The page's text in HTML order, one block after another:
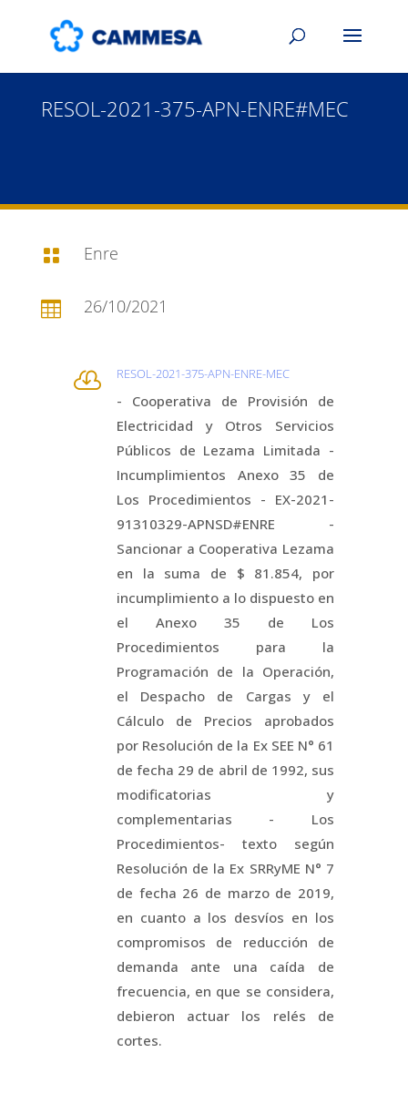
RESOL-2021-375-APN-ENRE#MEC
 Enre
 26/10/2021
 RESOL-2021-375-APN-ENRE-MEC
- Cooperativa de Provisión de
Electricidad y Otros Servicios
Públicos de Lezama Limitada -
Incumplimientos Anexo 35 de
Los Procedimientos - EX-2021-
91310329-APNSD#ENRE -
Sancionar a Cooperativa Lezama
en la suma de $ 81.854, por
incumplimiento a lo dispuesto en
el Anexo 35 de Los
Procedimientos para la
Programación de la Operación,
el Despacho de Cargas y el
Cálculo de Precios aprobados
por Resolución de la Ex SEE N° 61
de fecha 29 de abril de 1992, sus
modificatorias y
complementarias - Los
Procedimientos- texto según
Resolución de la Ex SRRyME N° 7
de fecha 26 de marzo de 2019,
en cuanto a los desvíos en los
compromisos de reducción de
demanda ante una caída de
frecuencia, en que se considera,
debieron actuar los relés de
cortes.